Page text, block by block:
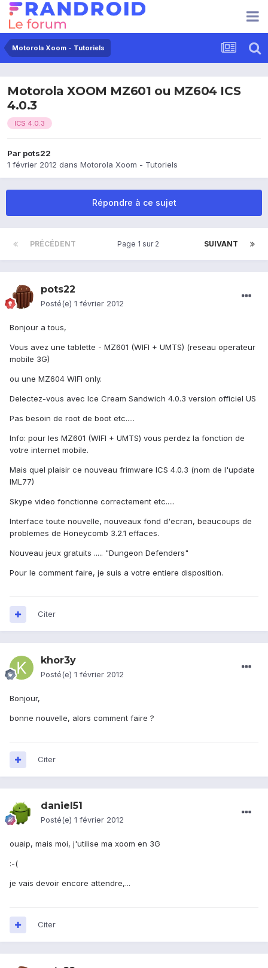
Motorola Xoom - Tutoriels
Motorola XOOM MZ601 ou MZ604 ICS
4.0.3
ICS 4.0.3
Par pots22
1 février 2012 dans Motorola Xoom - Tutoriels
Répondre à ce sujet
PRÉCÉDENT SUIVANT
Page 1 sur 2
pots22
Posté(e) 1 février 2012
Bonjour a tous,
Vous avez une tablette - MZ601 (WIFI + UMTS) (reseau operateur
mobile 3G)
ou une MZ604 WIFI only.
Delectez-vous avec Ice Cream Sandwich 4.0.3 version officiel US
Pas besoin de root de boot etc.....
Info: pour les MZ601 (WIFI + UMTS) vous perdez la fonction de
votre internet mobile.
Mais quel plaisir ce nouveau frimware ICS 4.0.3 (nom de l'update
IML77)
Skype video fonctionne correctement etc.....
Interface toute nouvelle, nouveaux fond d'ecran, beaucoups de
problemes de Honeycomb 3.2.1 effaces.
Nouveau jeux gratuits ..... "Dungeon Defenders"
Pour le comment faire, je suis a votre entiere disposition.
Citer
khor3y
Posté(e) 1 février 2012
Bonjour,
bonne nouvelle, alors comment faire ?
Citer
daniel51
Posté(e) 1 février 2012
ouaip, mais moi, j'utilise ma xoom en 3G
:-(
je vais devoir encore attendre,...
Citer